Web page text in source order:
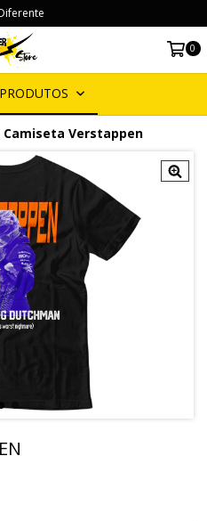
0
PRODUTOS
Camiseta Verstappen